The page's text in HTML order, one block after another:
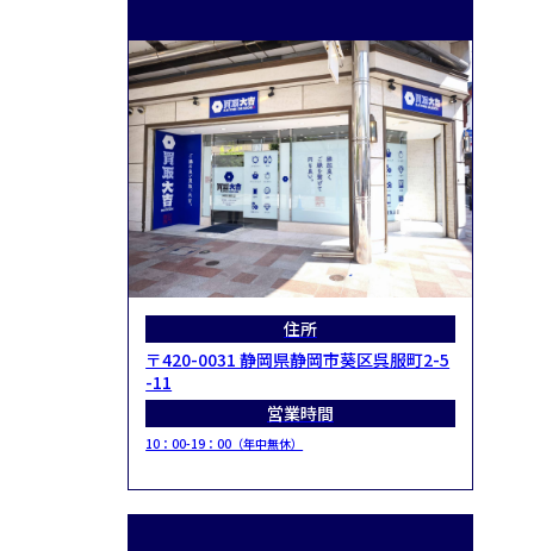
住所
〒420-0031 静岡県静岡市葵区呉服町2-5
-11
営業時間
10：00-19：00（年中無休）